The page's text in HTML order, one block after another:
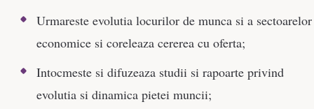
Urmareste evolutia locurilor de munca si a sectoarelor
economice si coreleaza cererea cu oferta;
Intocmeste si difuzeaza studii si rapoarte privind
evolutia si dinamica pietei muncii;